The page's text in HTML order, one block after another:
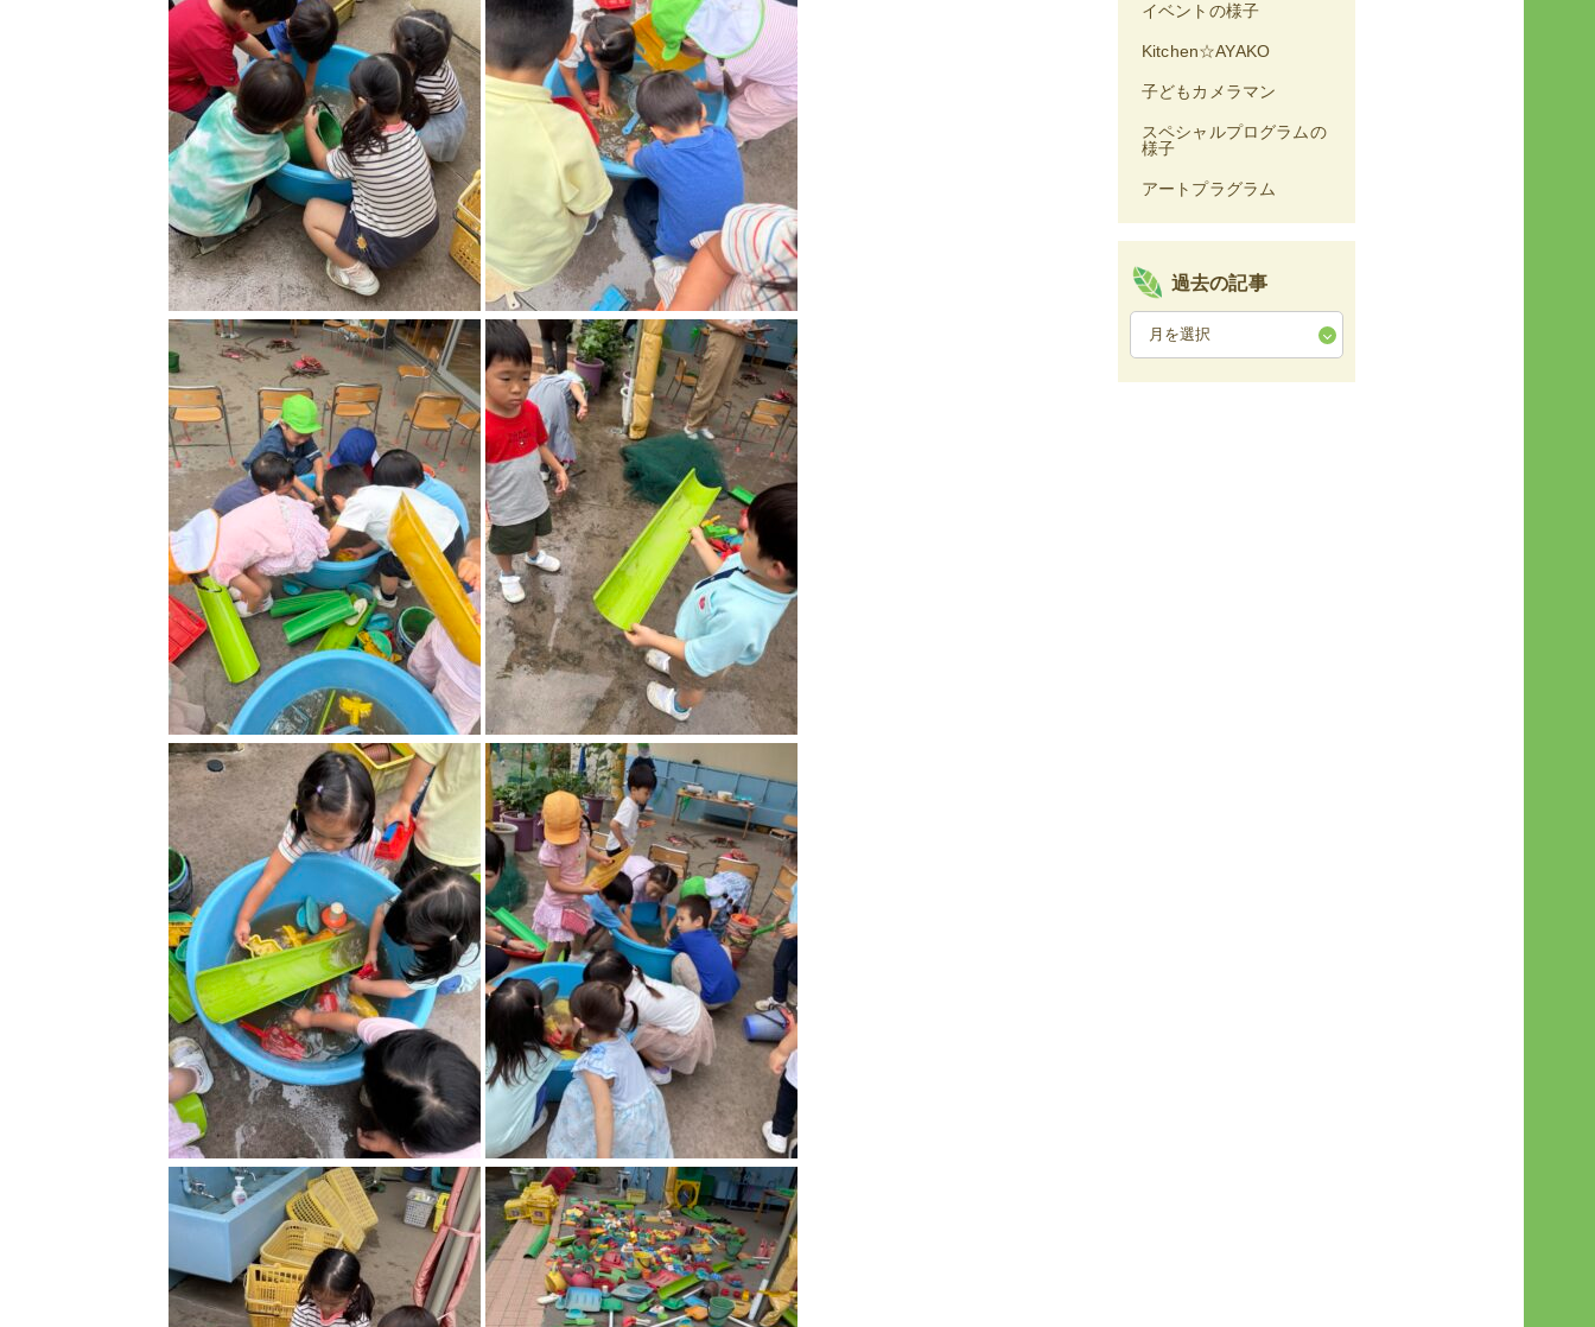
イベントの様子
Kitchen☆AYAKO
子どもカメラマン
スペシャルプログラムの
様子
アートプラグラム
過去の記事